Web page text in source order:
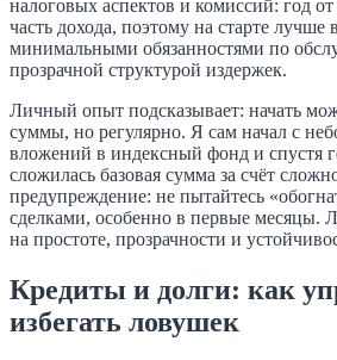
налоговых аспектов и комиссий: год
часть дохода, поэтому на старте лучше
минимальными обязанностями по
прозрачной структурой издержек.
Личный опыт подсказывает: начать
суммы, но регулярно. Я сам начал с
вложений в индексный фонд и спустя
сложилась базовая сумма за счёт
предупреждение: не пытайтесь
сделками, особенно в первые месяцы.
на простоте, прозрачности и
Кредиты и долги: как
избегать ловушек